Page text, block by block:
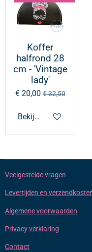
Koffer
halfrond 28
cm - 'Vintage
lady'
€ 20,00 € 32,50
Bekijk details
Veelgestelde vragen
Levertijden en
Algemene voorwaarden
Privacy verklaring
Contact